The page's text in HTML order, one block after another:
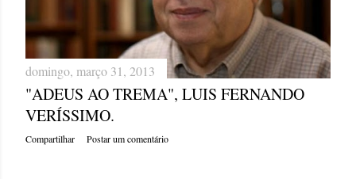
domingo, março 31, 2013
"ADEUS AO TREMA", LUIS FERNANDO
VERÍSSIMO.
Compartilhar Postar um comentário